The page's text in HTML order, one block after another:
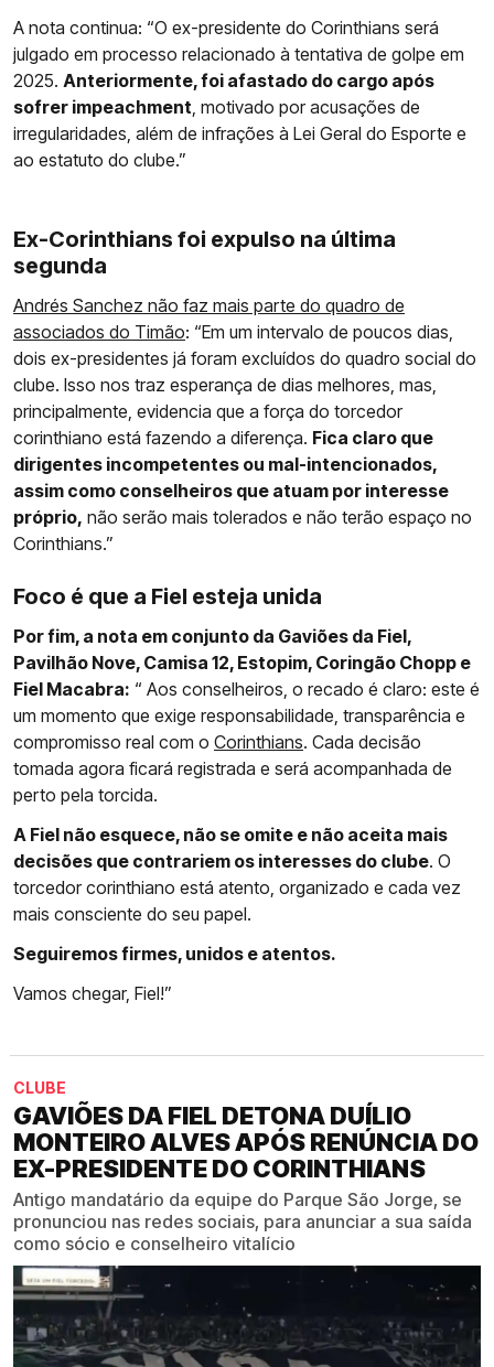
A nota continua: “O ex-presidente do Corinthians será
julgado em processo relacionado à tentativa de golpe em
2025. Anteriormente, foi afastado do cargo após
sofrer impeachment , motivado por acusações de
irregularidades, além de infrações à Lei Geral do Esporte e
ao estatuto do clube.”
Ex-Corinthians foi expulso na última
segunda
Andrés Sanchez não faz mais parte do quadro de
associados do Timão: “Em um intervalo de poucos dias,
dois ex-presidentes já foram excluídos do quadro social do
clube. Isso nos traz esperança de dias melhores, mas,
principalmente, evidencia que a força do torcedor
corinthiano está fazendo a diferença. Fica claro que
dirigentes incompetentes ou mal-intencionados,
assim como conselheiros que atuam por interesse
próprio, não serão mais tolerados e não terão espaço no
Corinthians.”
Foco é que a Fiel esteja unida
Por fim, a nota em conjunto da Gaviões da Fiel,
Pavilhão Nove, Camisa 12, Estopim, Coringão Chopp e
Fiel Macabra: “ Aos conselheiros, o recado é claro: este é
um momento que exige responsabilidade, transparência e
compromisso real com o Corinthians. Cada decisão
tomada agora ficará registrada e será acompanhada de
perto pela torcida.
A Fiel não esquece, não se omite e não aceita mais
decisões que contrariem os interesses do clube. O
torcedor corinthiano está atento, organizado e cada vez
mais consciente do seu papel.
Seguiremos firmes, unidos e atentos.
Vamos chegar, Fiel!”
CLUBE
GAVIÕES DA FIEL DETONA DUÍLIO
MONTEIRO ALVES APÓS RENÚNCIA DO
EX-PRESIDENTE DO CORINTHIANS
Antigo mandatário da equipe do Parque São Jorge, se
pronunciou nas redes sociais, para anunciar a sua saída
como sócio e conselheiro vitalício